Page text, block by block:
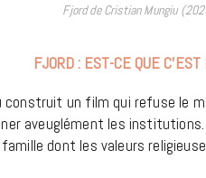
Fjord de Cristian Mungiu
FJORD : EST-CE QUE
un film qui refuse le
aveuglément les
dont les valeurs